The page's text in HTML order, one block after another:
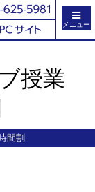
メニュー
授業
間割